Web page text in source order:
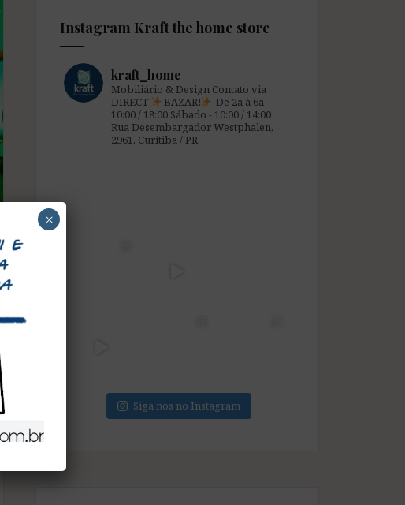
Instagram Kraft the home store
kraft_home
Mobiliário & DesignContato via
DIRECT
BAZAR!
De 2a à 6a -
10:00 / 18:00Sábado - 10:00 / 14:00
Rua Desembargador Westphalen,
2961. Curitiba / PR
Siga nos no Instagram
×